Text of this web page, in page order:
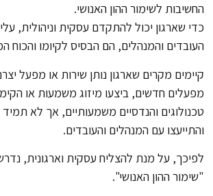
החשיבות לשימור ההון האנושי.
כדי שארגון יכול להתקדם עסקית וניהולית,
העובדים והמנהלים, הם הבסיס לקיומו והכוח
קיימים מקרים שארגון נותן שירות או מפעל
מפעלים חדשים, ביצעו מיזוג משמעות או
טכנולוגים והנדסיים משמעותיים, אך לא תמיד
והתייעצו עם המנהלים והעובדים.
לפיכך, על מנת להצליח עסקית וארגונית,
"שימור ההון האנושי".